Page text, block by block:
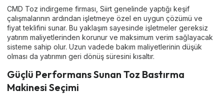
CMD Toz indirgeme firması, Siirt genelinde yaptığı keşif
çalışmalarının ardından işletmeye özel en uygun çözümü ve
fiyat teklifini sunar. Bu yaklaşım sayesinde işletmeler gereksiz
yatırım maliyetlerinden korunur ve maksimum verim sağlayacak
sisteme sahip olur. Uzun vadede bakım maliyetlerinin düşük
olması da yatırımın geri dönüş süresini kısaltır.
Güçlü Performans Sunan Toz Bastırma
Makinesi Seçimi